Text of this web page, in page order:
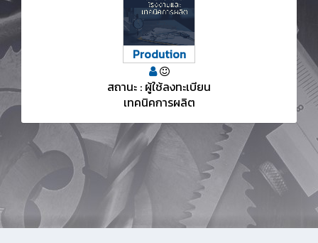
Prodution
สถานะ : ผู้ใช้ลงทะเบียน
เทคนิคการผลิต